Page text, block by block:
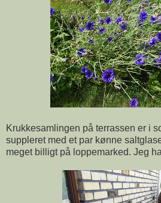
Krukkesamlingen på terrassen er i
suppleret med et par kønne
meget billigt på loppemarked. Jeg